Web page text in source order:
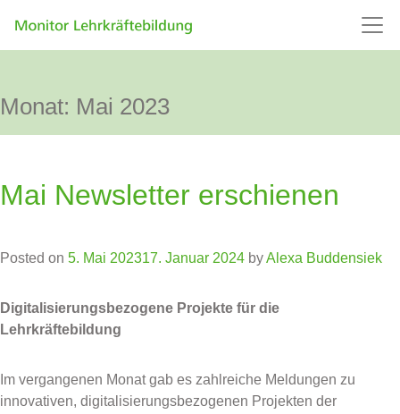
Monat: Mai 2023
Mai Newsletter erschienen
Posted on 5. Mai 202317. Januar 2024 byAlexa Buddensiek
Digitalisierungsbezogene Projekte für die
Lehrkräftebildung
Im vergangenen Monat gab es zahlreiche Meldungen zu
innovativen, digitalisierungsbezogenen Projekten der